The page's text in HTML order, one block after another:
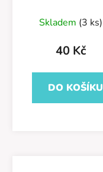
Skladem (3 ks)
40 Kč
DO KOŠÍKU